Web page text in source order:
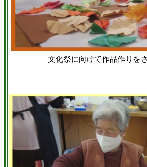
文化祭に向けて作品作りを